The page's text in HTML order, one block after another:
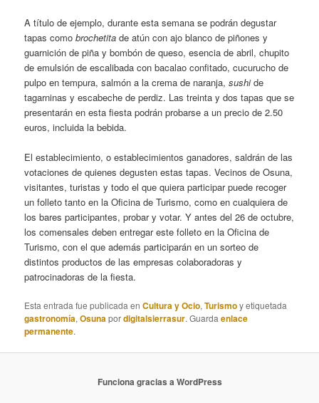
A título de ejemplo, durante esta semana se podrán degustar
tapas comobrochetitade atún con ajo blanco de piñones y
guarnición de piña y bombón de queso, esencia de abril, chupito
de emulsión de escalibada con bacalao confitado, cucurucho de
pulpo en tempura, salmón a la crema de naranja,sushide
tagarninas y escabeche de perdiz. Las treinta y dos tapas que se
presentarán en esta fiesta podrán probarse a un precio de 2.50
euros, incluida la bebida.
El establecimiento, o establecimientos ganadores, saldrán de las
votaciones de quienes degusten estas tapas. Vecinos de Osuna,
visitantes, turistas y todo el que quiera participar puede recoger
un folleto tanto en la Oficina de Turismo, como en cualquiera de
los bares participantes, probar y votar. Y antes del 26 de octubre,
los comensales deben entregar este folleto en la Oficina de
Turismo, con el que además participarán en un sorteo de
distintos productos de las empresas colaboradoras y
patrocinadoras de la fiesta.
Esta entrada fue publicada enCultura y Ocio,Turismoy etiquetada
gastronomía,Osunapordigitalsierrasur. Guardaenlace
permanente.
Funciona gracias a WordPress